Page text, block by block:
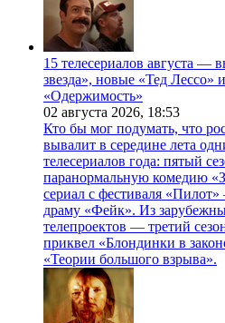
15 телесериалов августа —
звезда», новые «Тед Лессо»
«Одержимость»
02 августа 2026, 18:53
Кто бы мог подумать, что
вывалит в середине лета
телесериалов года: пятый
паранормальную комедию
сериал с фестиваля
драму «Фейк». Из
телепроектов — третий
приквел «Блондинки в
«Теории большого взрыва».